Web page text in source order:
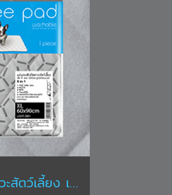
ผ้ารองซับปัสสาวะสัตว์เลี้ยง เพ็ท พี แพด ขนาด XL ขนาด 60 x 90 ซม. สีเทา